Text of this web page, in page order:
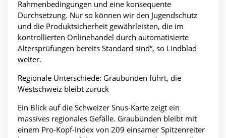
Rahmenbedingungen und eine konsequente
Durchsetzung. Nur so können wir den Jugendschutz
und die Produktsicherheit gewährleisten, die im
kontrollierten Onlinehandel durch automatisierte
Altersprüfungen bereits Standard sind“, so Lindblad
weiter.
Regionale Unterschiede: Graubünden führt, die
Westschweiz bleibt zurück
Ein Blick auf die Schweizer Snus-Karte zeigt ein
massives regionales Gefälle. Graubünden bleibt mit
einem Pro-Kopf-Index von 209 einsamer Spitzenreiter